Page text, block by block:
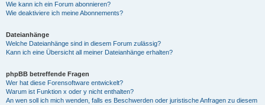
Wie kann ich ein Forum abonnieren?
Wie deaktiviere ich meine Abonnements?
Dateianhänge
Welche Dateianhänge sind in diesem Forum zulässig?
Kann ich eine Übersicht all meiner Dateianhänge erhalten?
phpBB betreffende Fragen
Wer hat diese Forensoftware entwickelt?
Warum ist Funktion x oder y nicht enthalten?
An wen soll ich mich wenden, falls es Beschwerden oder juristische Anfragen zu diesem